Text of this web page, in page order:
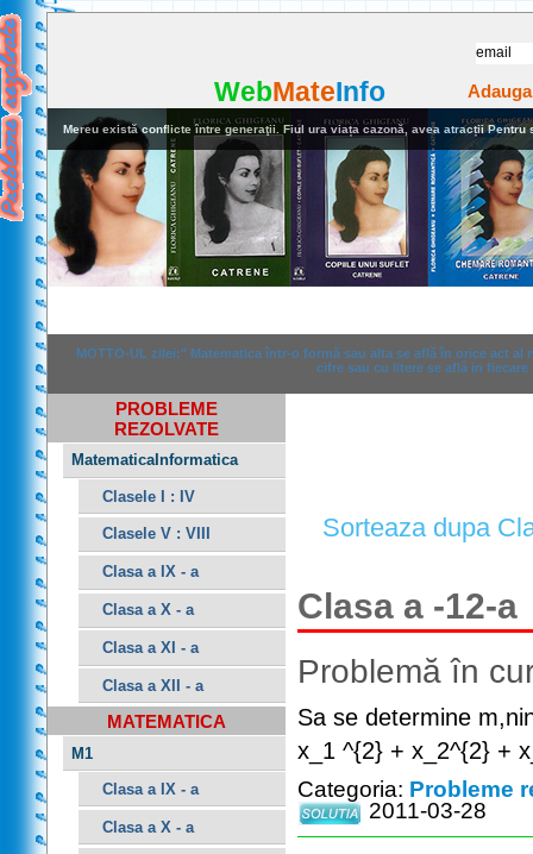
WebMateInfo
Mereu există conflicte între generaţii. Fiul ura viața cazonă, avea atracții
MOTTO-UL zilei:" Matematica într-o formă sau alta se află în orice act
cifre sau cu litere se află in fiecare
PROBLEME
REZOLVATE
MatematicaInformatica
Clasele I : IV
Clasele V : VIII
Clasa a IX - a
Clasa a X - a
Clasa a XI - a
Clasa a XII - a
MATEMATICA
M1
Clasa a IX - a
Clasa a X - a
Sorteaza dupa
Clasa a -12-a
Problemă în
Sa se determine
x_1 ^{2} + x_2^{2} +
Categoria: Probleme
2011-03-28